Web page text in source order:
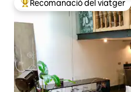
Principals recomanacions
Recomanació del viatger